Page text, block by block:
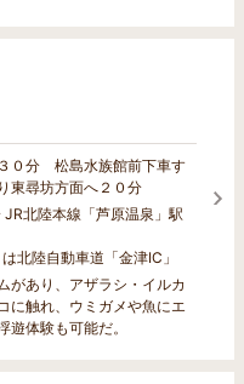
０分 松島水族館前下車す
東尋坊方面へ２０分
JR北陸本線「芦原温泉」駅
北陸自動車道「金津IC」
があり、アザラシ・イルカ
に触れ、ウミガメや魚にエ
体験も可能だ。